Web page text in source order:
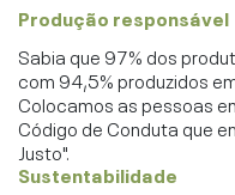
Produção responsável
Sabia que 97% dos
com 94,5% produzidos
Colocamos as pessoas
Código de Conduta que
Justo".
Sustentabilidade